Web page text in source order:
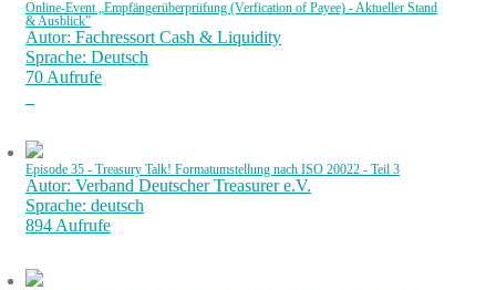
Online-Event „Empfängerüberprüfung (Verfication of Payee) - Aktueller Stand
& Ausblick”
Autor: Fachressort Cash & Liquidity
Sprache: Deutsch
70 Aufrufe
Episode 35 - Treasury Talk! Formatumstellung nach ISO 20022 - Teil 3
Autor: Verband Deutscher Treasurer e.V.
Sprache: deutsch
894 Aufrufe